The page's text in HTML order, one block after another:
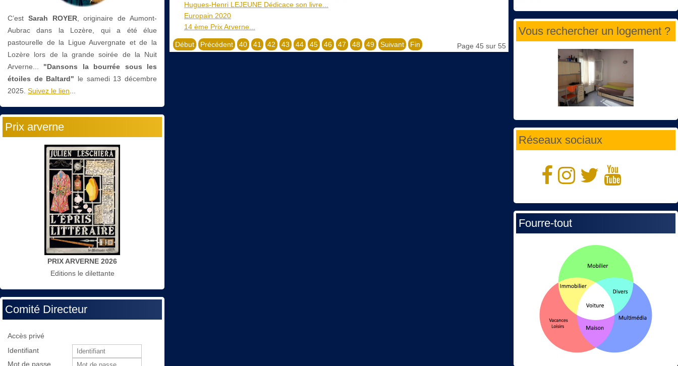
C’est Sarah ROYER, originaire de Aumont-
Aubrac dans la Lozère, qui a été élue
pastourelle de la Ligue Auvergnate et de la
Lozère lors de la grande soirée de la Nuit
Arverne...
"Dansons la bourrée sous les
étoiles de Baltard" le samedi 13 décembre
2025. Suivez le lien
Prix arverne
PRIX ARVERNE 2026
Editions le dilettante
Comité Directeur
Accès privé
Identifiant
Mot de passe
Hugues-Henri LEJEUNE Dédicace son livre...
Europain 2020
14 ème Prix Arverne...
Page 45 sur 55
Début Précédent 40 41 42 43 44 45 46 47 48 49 Suivant Fin
Vous rechercher un logement ?
Réseaux sociaux
Fourre-tout